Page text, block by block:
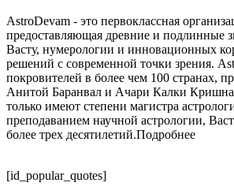
AstroDevam - это первоклассная
предоставляющая древние и подлинные
Васту, нумерологии и инновационных
решений с современной точки зрения.
покровителей в более чем 100 странах,
Анитой Баранвал и Ачари Калки
только имеют степени магистра
преподаванием научной астрологии,
более трех десятилетий.Подробнее
[id_popular_quotes]